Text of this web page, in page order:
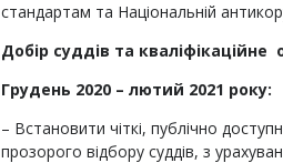
стандартам та Національній
Добір суддів та кваліфікаційне
Грудень 2020 – лютий 2021 року:
– Встановити чіткі, публічно
прозорого відбору суддів, з